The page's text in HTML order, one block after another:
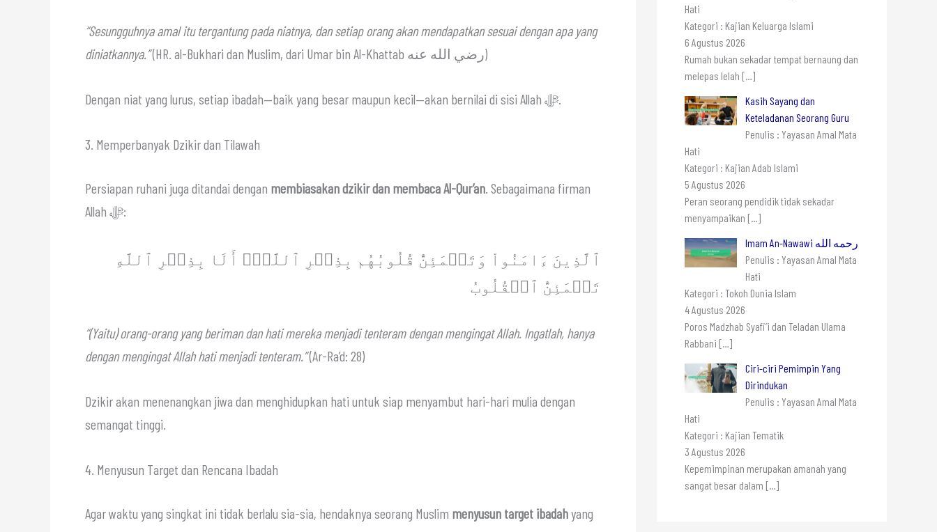
“Sesungguhnya amal itu tergantung pada niatnya, dan setiap orang akan mendapatkan sesuai dengan apa yang
diniatkannya.”
(HR. al-Bukhari dan Muslim, dari Umar bin Al-Khattab رضي الله عنه)
3. Memperbanyak Dzikir dan Tilawah
Persiapan ruhani juga ditandai dengan membiasakan dzikir dan membaca Al-Qur’an . Sebagaimana firman
Allah ﷻ:
ٱلَّذِينَ ءَامَنُواْ وَتَطۡمَئِنُّ قُلُوبُهُم بِذِكۡرِ ٱللَّهِۗ أَلَا بِذِكۡرِ ٱللَّهِ
تَطۡمَئِنُّ ٱلۡقُلُوبُ
“(Yaitu) orang-orang yang beriman dan hati mereka menjadi tenteram dengan mengingat Allah. Ingatlah, hanya
dengan mengingat Allah hati menjadi tenteram.”(Ar-Ra’d: 28)
Dzikir akan menenangkan jiwa dan menghidupkan hati untuk siap menyambut hari-hari mulia dengan
semangat tinggi.
4. Menyusun Target dan Rencana Ibadah
Agar waktu yang singkat ini tidak berlalu sia-sia, hendaknya seorang Muslim menyusun target ibadahyang
Hati
Kategori : Kajian Keluarga Islami
6 Agustus 2026
Rumah bukan sekadar tempat bernaung dan
melepas lelah […]
Kasih Sayang dan
Keteladanan Seorang Guru
Penulis : Yayasan Amal Mata
Hati
Kategori : Kajian Adab Islami
5 Agustus 2026
Peran seorang pendidik tidak sekadar
menyampaikan […]
Imam An-Nawawi رحمه الله
Penulis : Yayasan Amal Mata
Hati
Kategori : Tokoh Dunia Islam
4 Agustus 2026
Poros Madzhab Syafi’i dan Teladan Ulama
Rabbani […]
Ciri-ciri Pemimpin Yang
Dirindukan
Penulis : Yayasan Amal Mata
Hati
Kategori : Kajian Tematik
3 Agustus 2026
Kepemimpinan merupakan amanah yang
sangat besar dalam […]